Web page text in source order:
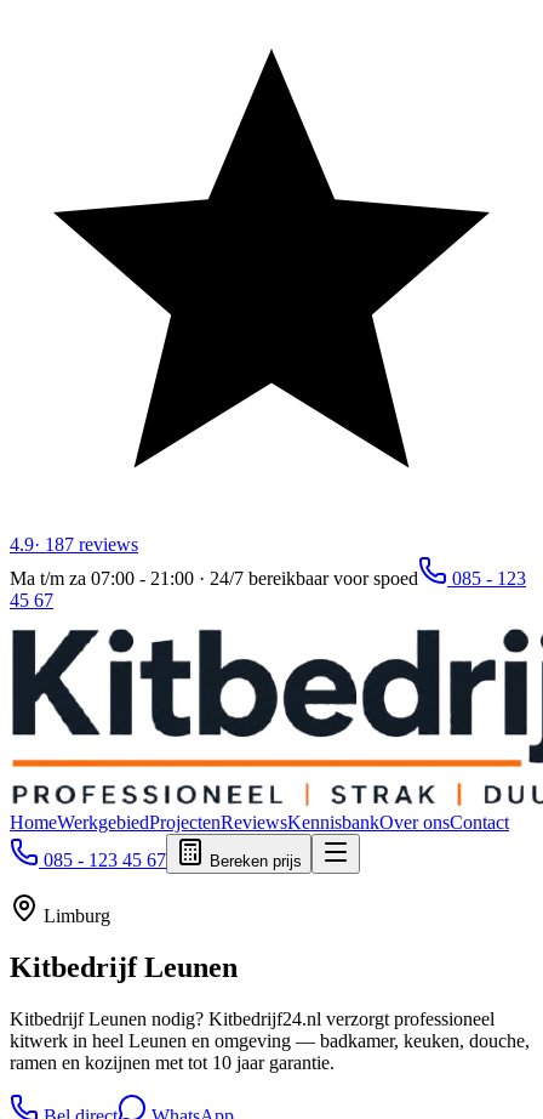
4.9· 187 reviews
Ma t/m za 07:00 - 21:00 · 24/7 bereikbaar voor spoed
085 - 123
45 67
HomeWerkgebiedProjectenReviewsKennisbankOver onsContact
085 - 123 45 67
Bereken prijs
Limburg
KitbedrijfLeunen
Kitbedrijf Leunen nodig? Kitbedrijf24.nl verzorgt professioneel
kitwerk in heel Leunen en omgeving — badkamer, keuken, douche,
ramen en kozijnen met tot 10 jaar garantie.